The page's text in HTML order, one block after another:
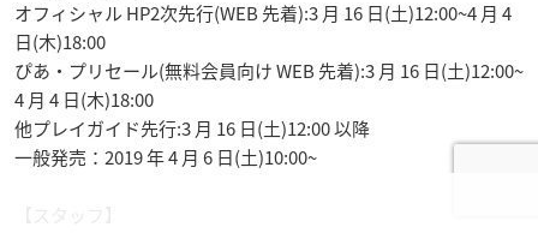
オフィシャル HP2次先行(WEB 先着):3 月 16 日(土)12:00~4 月 4
日(木)18:00
ぴあ・プリセール(無料会員向け WEB 先着):3 月 16 日(土)12:00~
4 月 4 日(木)18:00
他プレイガイド先行:3 月 16 日(土)12:00 以降
一般発売：2019 年 4 月 6 日(土)10:00~